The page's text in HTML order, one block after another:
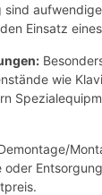
sind
Einsatz
wie
oder